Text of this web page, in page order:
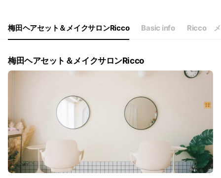
Sat10:00 - 16:00,00:00 - 00:00
平日10時〜17時⭐︎土日祝10時～16時 時間外早朝7時〜
梅田ヘアセット＆メイクサロンRicco Basic info Ricco メ
梅田ヘアセット＆メイクサロンRicco